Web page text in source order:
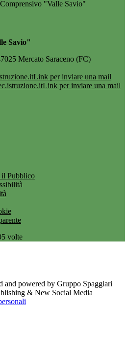
"Valle Savio"
Savio"
Mercato Saraceno (FC)
Link per inviare una mail
Link per inviare una mail
Pubblico
volte
and powered by Gruppo Spaggiari
& New Social Media